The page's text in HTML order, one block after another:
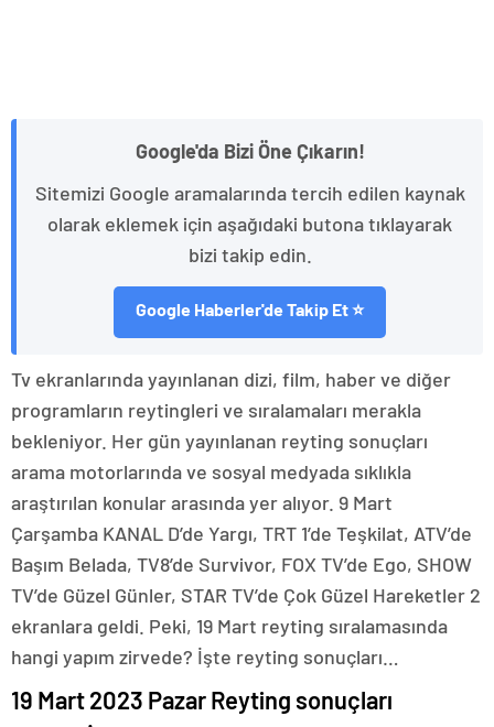
Google'da Bizi Öne Çıkarın!
Sitemizi Google aramalarında tercih edilen kaynak
olarak eklemek için aşağıdaki butona tıklayarak
bizi takip edin.
Google Haberler'de Takip Et ⭐
Tv ekranlarında yayınlanan dizi, film, haber ve diğer
programların reytingleri ve sıralamaları merakla
bekleniyor. Her gün yayınlanan reyting sonuçları
arama motorlarında ve sosyal medyada sıklıkla
araştırılan konular arasında yer alıyor. 9 Mart
Çarşamba KANAL D’de Yargı, TRT 1’de Teşkilat, ATV’de
Başım Belada, TV8’de Survivor, FOX TV’de Ego, SHOW
TV’de Güzel Günler, STAR TV’de Çok Güzel Hareketler 2
ekranlara geldi. Peki, 19 Mart reyting sıralamasında
hangi yapım zirvede? İşte reyting sonuçları…
19 Mart 2023 Pazar Reyting sonuçları